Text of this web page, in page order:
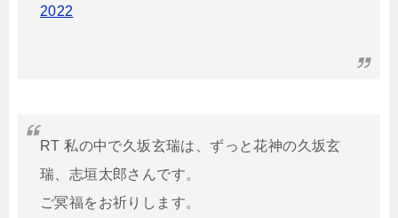
2022
RT 私の中で久坂玄瑞は、ずっと花神の久坂玄
瑞、志垣太郎さんです。
ご冥福をお祈りします。